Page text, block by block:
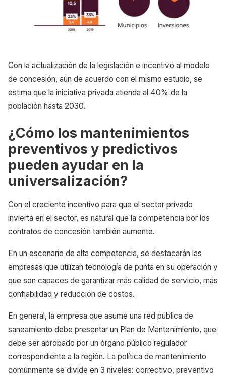
Con la actualización de la legislación e incentivo al modelo
de concesión, aún de acuerdo con el mismo estudio, se
estima que la iniciativa privada atienda al 40% de la
población hasta 2030.
¿Cómo los mantenimientos
preventivos y predictivos
pueden ayudar en la
universalización?
Con el creciente incentivo para que el sector privado
invierta en el sector, es natural que la competencia por los
contratos de concesión también aumente.
En un escenario de alta competencia, se destacarán las
empresas que utilizan tecnología de punta en su operación y
que son capaces de garantizar más calidad de servicio, más
confiabilidad y reducción de costos.
En general, la empresa que asume una red pública de
saneamiento debe presentar un Plan de Mantenimiento, que
debe ser aprobado por un órgano público regulador
correspondiente a la región. La política de mantenimiento
comúnmente se divide en 3 niveles: correctivo, preventivo